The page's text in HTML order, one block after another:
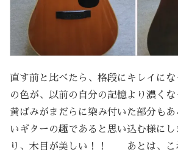
直す前と比べたら、格段にキレイにな
の色が、以前の自分の記憶より濃くな
黄ばみがまだらに染み付いた部分も
いギターの趣であると思い込む様に
り、木目が美しい！！ あとは、こ